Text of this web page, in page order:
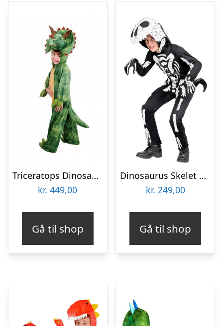
Triceratops Dinosaur Onesie Børnekostume
kr. 449,00
Gå til shop
Dinosaurus Skelet Børnekostume
kr. 249,00
Gå til shop